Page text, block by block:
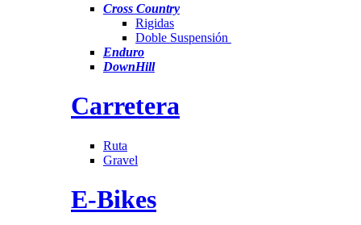
Cross Country
Rigidas
Doble Suspensión
Enduro
DownHill
Carretera
Ruta
Gravel
E-Bikes